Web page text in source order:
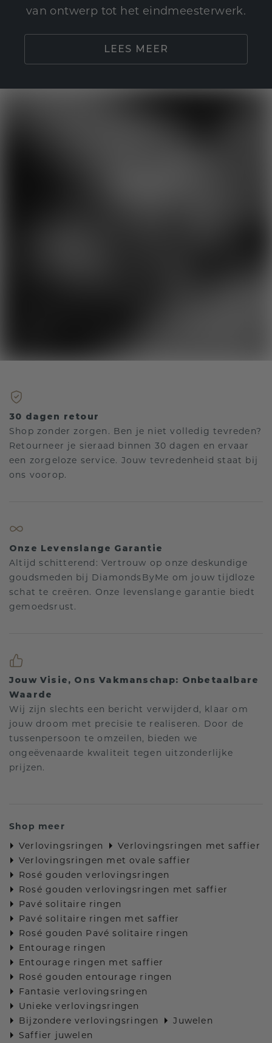
van ontwerp tot het eindmeesterwerk.
LEES MEER
30 dagen retour
Shop zonder zorgen. Ben je niet volledig tevreden?
Retourneer je sieraad binnen 30 dagen en ervaar
een zorgeloze service. Jouw tevredenheid staat bij
ons voorop.
Onze Levenslange Garantie
Altijd schitterend: Vertrouw op onze deskundige
goudsmeden bij DiamondsByMe om jouw tijdloze
schat te creëren. Onze levenslange garantie biedt
gemoedsrust.
Jouw Visie, Ons Vakmanschap: Onbetaalbare
Waarde
Wij zijn slechts een bericht verwijderd, klaar om
jouw droom met precisie te realiseren. Door de
tussenpersoon te omzeilen, bieden we
ongeëvenaarde kwaliteit tegen uitzonderlijke
prijzen.
Shop meer
Verlovingsringen
Verlovingsringen met saffier
Verlovingsringen met ovale saffier
Rosé gouden verlovingsringen
Rosé gouden verlovingsringen met saffier
Pavé solitaire ringen
Pavé solitaire ringen met saffier
Rosé gouden Pavé solitaire ringen
Entourage ringen
Entourage ringen met saffier
Rosé gouden entourage ringen
Fantasie verlovingsringen
Unieke verlovingsringen
Bijzondere verlovingsringen
Juwelen
Saffier juwelen